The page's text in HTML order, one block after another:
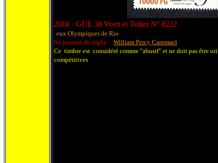
2016 - GUE 38 Yvert et Tellier N° 8222
Jeux Olympiques de Rio
les joueurs de rugby : William Percy Carpmael
Ce timbre est considéré comme "abusif" et ne doit pas être
compétitives